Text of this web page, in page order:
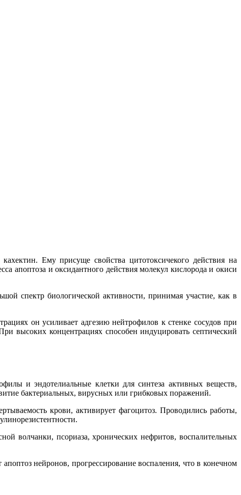
Ему присуще свойства цитотоксичекого действия на
апоптоза и оксидантного действия молекул кислорода и окиси
спектр биологической активности, принимая участие, как в
он усиливает адгезию нейтрофилов к стенке сосудов при
высоких концентрациях способен индуцировать септический
и эндотелиальные клетки для синтеза активных веществ,
бактериальных, вирусных или грибковых поражений.
крови, активирует фагоцитоз. Проводились работы,
волчанки, псориаза, хронических нефритов, воспалительных
нейронов, прогрессирование воспаления, что в конечном